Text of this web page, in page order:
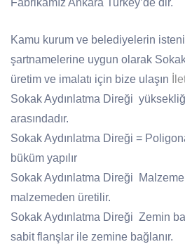
Kamu kurum ve belediyelerin
şartnamelerine uygun olarak
üretim ve imalatı için bize ulaşın
Sokak Aydınlatma Direği
arasındadır.
Sokak Aydınlatma Direği =
büküm yapılır
Sokak Aydınlatma Direği
malzemeden üretilir.
Sokak Aydınlatma Direği Zemin
sabit flanşlar ile zemine bağlanır.